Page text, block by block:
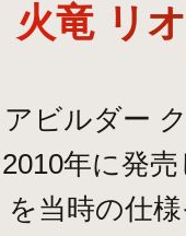
火竜 リ オ
アビルダー
年に発
を当時の仕